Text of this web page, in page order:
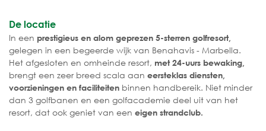
De locatie
In een prestigieus en alom geprezen 5-sterren golfresort,
gelegen in een begeerde wijk van Benahavis - Marbella.
Het afgesloten en omheinde resort, met 24-uurs bewaking,
brengt een zeer breed scala aan eersteklas diensten,
voorzieningen en faciliteiten binnen handbereik. Niet minder
dan 3 golfbanen en een golfacademie deel uit van het
resort, dat ook geniet van een eigen strandclub.